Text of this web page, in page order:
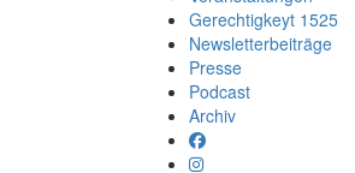
Gerechtigkeyt 1525
Newsletterbeiträge
Presse
Podcast
Archiv